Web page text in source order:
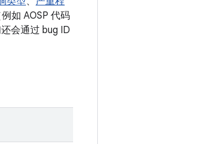
如 AOSP 代码
会通过 bug ID